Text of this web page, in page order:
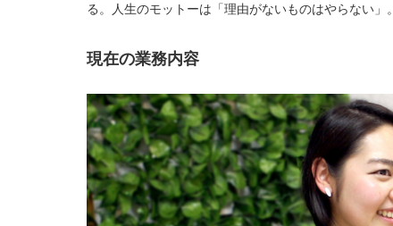
る。人生のモットーは「理由がないものはやらない」。
現在の業務内容